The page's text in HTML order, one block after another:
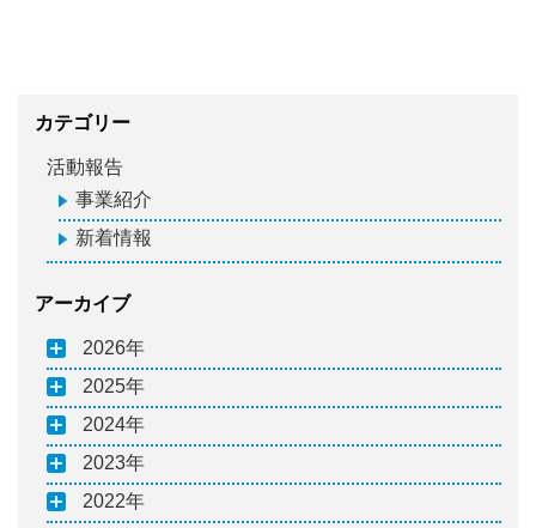
カテゴリー
活動報告
事業紹介
新着情報
アーカイブ
2026
2025
2024
2023
2022